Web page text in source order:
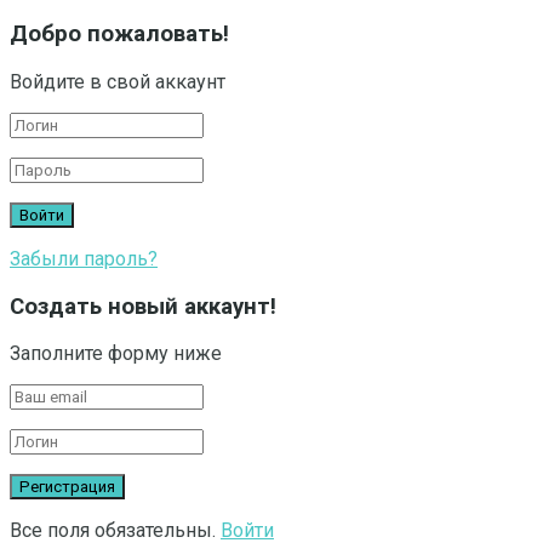
Добро пожаловать!
Войдите в свой аккаунт
Забыли пароль?
Создать новый аккаунт!
Заполните форму ниже
Все поля обязательны. Войти